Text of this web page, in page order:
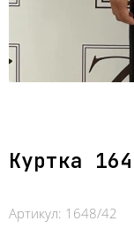
Куртка
Артикул: 1648/42